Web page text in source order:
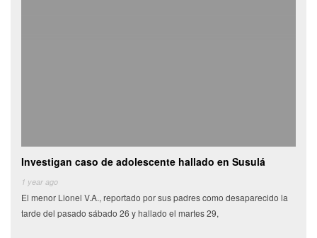
Investigan caso de adolescente hallado en Susulá
1 year ago
El menor Lionel V.A., reportado por sus padres como desaparecido la
tarde del pasado sábado 26 y hallado el martes 29,